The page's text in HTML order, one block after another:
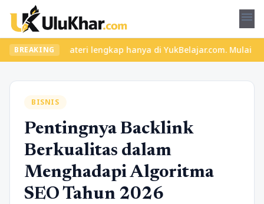
menu
BREAKING
materi lengkap hanya di YukBelajar.com. Mulai langkah
BISNIS
Pentingnya Backlink
Berkualitas dalam
Menghadapi Algoritma
SEO Tahun 2026